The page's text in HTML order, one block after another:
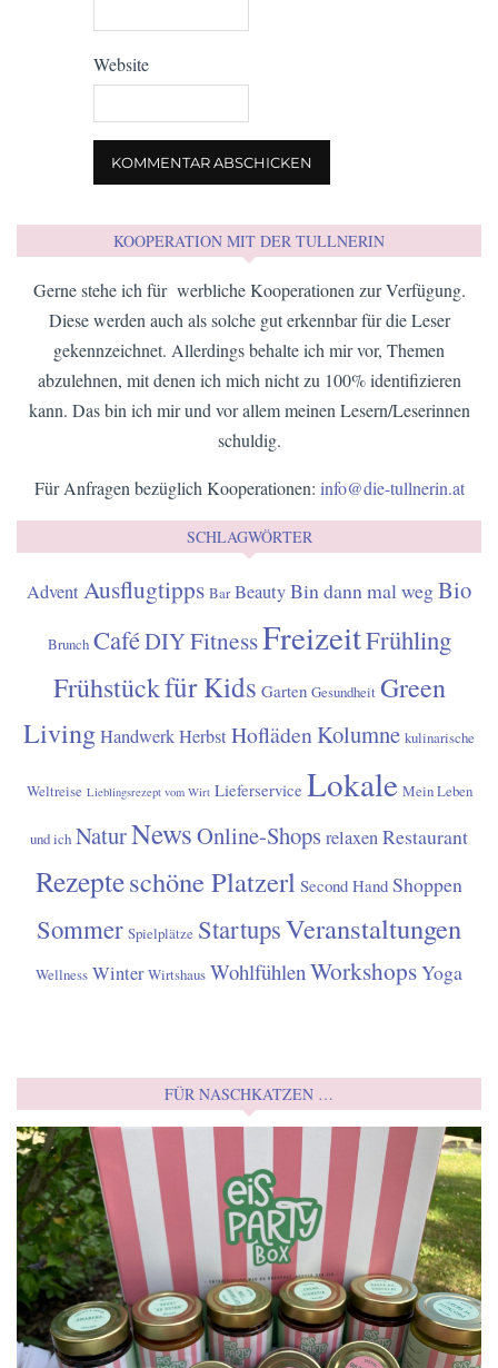
Website
KOOPERATION MIT DER TULLNERIN
Gerne stehe ich für werbliche Kooperationen zur Verfügung.
Diese werden auch als solche gut erkennbar für die Leser
gekennzeichnet. Allerdings behalte ich mir vor, Themen
abzulehnen, mit denen ich mich nicht zu 100% identifizieren
kann. Das bin ich mir und vor allem meinen Lesern/Leserinnen
schuldig.
Für Anfragen bezüglich Kooperationen: info@die-tullnerin.at
SCHLAGWÖRTER
Advent Ausflugtipps Bar BeautyBin dann mal wegBio
Brunch CaféDIYFitnessFreizeitFrühling
Frühstückfür Kids Garten Gesundheit Green
LivingHandwerkHerbstHoflädenKolumne kulinarische
Weltreise Lieblingsrezept vom Wirt Lieferservice Lokale Mein Leben
und ich NaturNewsOnline-Shops relaxenRestaurant
Rezepteschöne Platzerl Second Hand Shoppen
Sommer Spielplätze StartupsVeranstaltungen
Wellness Winter Wirtshaus Wohlfühlen WorkshopsYoga
FÜR NASCHKATZEN …